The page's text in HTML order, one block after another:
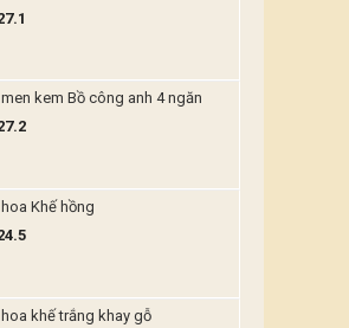
kem Bồ công anh 4 ngăn
Khế hồng
khế trắng khay gỗ